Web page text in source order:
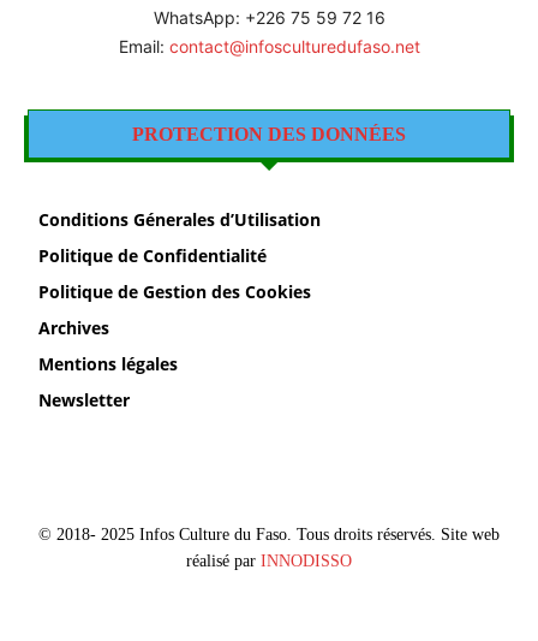
WhatsApp: +226 75 59 72 16
Email: contact@infosculturedufaso.net
PROTECTION DES DONNÉES
Conditions Génerales d’Utilisation
Politique de Confidentialité
Politique de Gestion des Cookies
Archives
Mentions légales
Newsletter
© 2018- 2025 Infos Culture du Faso. Tous droits réservés. Site web
réalisé par INNODISSO